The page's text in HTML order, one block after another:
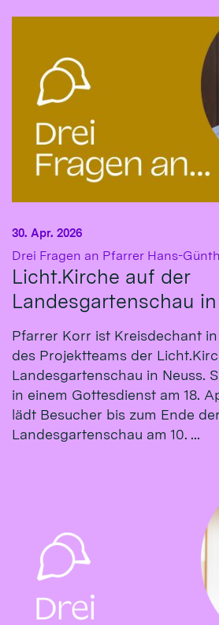
Drei Fragen an Pfarrer Hans-
Licht.Kirche auf der
Landesgartenschau
30. Apr. 2026
Pfarrer Korr ist Kreisdechant in
des Projektteams der
Landesgartenschau in Neuss.
in einem Gottesdienst am 18.
lädt Besucher bis zum Ende der
Landesgartenschau am 10. ...